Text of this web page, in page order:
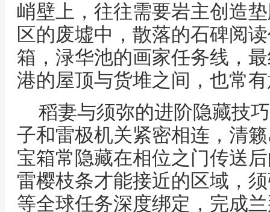
峭壁上，往往需要岩主创造
区的废墟中，散落的石碑阅
箱，渌华池的画家任务线，
港的屋顶与货堆之间，也常
稻妻与须弥的进阶隐藏技
子和雷极机关紧密相连，清
宝箱常隐藏在相位之门传送
雷樱枝条才能接近的区域，
等全球任务深度绑定，完成